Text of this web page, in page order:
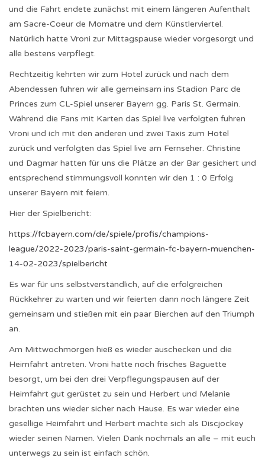
und die Fahrt endete zunächst mit einem längeren Aufenthalt
am Sacre-Coeur de Momatre und dem Künstlerviertel.
Natürlich hatte Vroni zur Mittagspause wieder vorgesorgt und
alle bestens verpflegt.
Rechtzeitig kehrten wir zum Hotel zurück und nach dem
Abendessen fuhren wir alle gemeinsam ins Stadion Parc de
Princes zum CL-Spiel unserer Bayern gg. Paris St. Germain.
Während die Fans mit Karten das Spiel live verfolgten fuhren
Vroni und ich mit den anderen und zwei Taxis zum Hotel
zurück und verfolgten das Spiel live am Fernseher. Christine
und Dagmar hatten für uns die Plätze an der Bar gesichert und
entsprechend stimmungsvoll konnten wir den 1 : 0 Erfolg
unserer Bayern mit feiern.
Hier der Spielbericht:
https://fcbayern.com/de/spiele/profis/champions-
league/2022-2023/paris-saint-germain-fc-bayern-muenchen-
14-02-2023/spielbericht
Es war für uns selbstverständlich, auf die erfolgreichen
Rückkehrer zu warten und wir feierten dann noch längere Zeit
gemeinsam und stießen mit ein paar Bierchen auf den Triumph
an.
Am Mittwochmorgen hieß es wieder auschecken und die
Heimfahrt antreten. Vroni hatte noch frisches Baguette
besorgt, um bei den drei Verpflegungspausen auf der
Heimfahrt gut gerüstet zu sein und Herbert und Melanie
brachten uns wieder sicher nach Hause. Es war wieder eine
gesellige Heimfahrt und Herbert machte sich als Discjockey
wieder seinen Namen. Vielen Dank nochmals an alle – mit euch
unterwegs zu sein ist einfach schön.